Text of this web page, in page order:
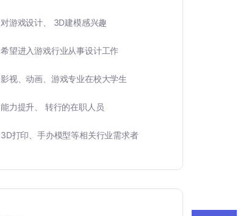
对游戏设计、 3D建模感兴趣
希望进入游戏行业从事设计工作
影视、动画、游戏专业在校大学生
能力提升、 转行的在职人员
3D打印、手办模型等相关行业需求者